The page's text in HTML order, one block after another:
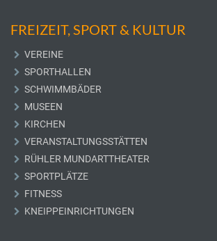
FREIZEIT, SPORT & KULTUR
VEREINE
SPORTHALLEN
SCHWIMMBÄDER
MUSEEN
KIRCHEN
VERANSTALTUNGSSTÄTTEN
RÜHLER MUNDARTTHEATER
SPORTPLÄTZE
FITNESS
KNEIPPEINRICHTUNGEN